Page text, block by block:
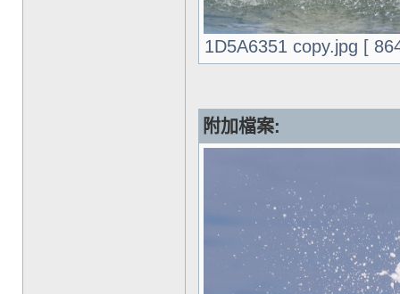
1D5A6351 copy.jpg [
附加檔案: